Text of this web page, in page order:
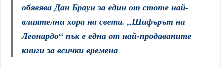
обявява Дан Браун за един от стоте най-
влиятелни хора на света. „Шифърът на
Леонардо“ пък е една от най-продаваните
книги за всички времена